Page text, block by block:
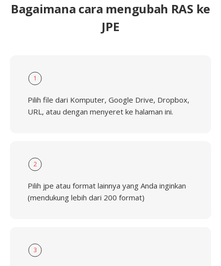
Bagaimana cara mengubah RAS ke
JPE
1
Pilih file dari Komputer, Google Drive, Dropbox,
URL, atau dengan menyeret ke halaman ini.
2
Pilih jpe atau format lainnya yang Anda inginkan
(mendukung lebih dari 200 format)
3